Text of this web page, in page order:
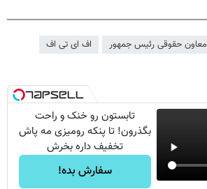
معاون حقوقی رئیس جمهور اف ای تی اف
تابستون رو خنک و راحت
بگذرون! تا پنکه رومیزی مه پاش
تخفیف داره بخرش
سفارش بده!